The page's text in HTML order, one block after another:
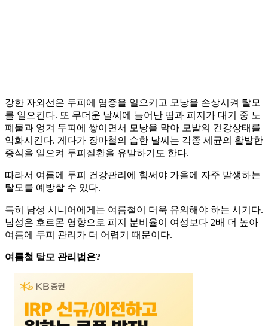
강한 자외선은 두피에 염증을 일으키고 모낭을 손상시켜 탈모
를 일으킨다. 또 무더운 날씨에 늘어난 땀과 피지가 대기 중 노
폐물과 엉겨 두피에 쌓이면서 모낭을 막아 모발의 건강상태를
악화시킨다. 게다가 장마철의 습한 날씨는 각종 세균의 활발한
증식을 일으켜 두피질환을 유발하기도 한다.
따라서 여름에 두피 건강관리에 힘써야 가을에 자주 발생하는
탈모를 예방할 수 있다.
특히 남성 시니어에게는 여름철이 더욱 유의해야 하는 시기다.
남성은 호르몬 영향으로 피지 분비율이 여성보다 2배 더 높아
여름에 두피 관리가 더 어렵기 때문이다.
여름철 탈모 관리법은?